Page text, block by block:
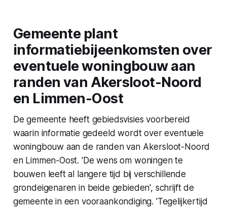
Gemeente plant
informatiebijeenkomsten over
eventuele woningbouw aan
randen van Akersloot-Noord
en Limmen-Oost
De gemeente heeft gebiedsvisies voorbereid
waarin informatie gedeeld wordt over eventuele
woningbouw aan de randen van Akersloot-Noord
en Limmen-Oost. 'De wens om woningen te
bouwen leeft al langere tijd bij verschillende
grondeigenaren in beide gebieden', schrijft de
gemeente in een vooraankondiging. 'Tegelijkertijd